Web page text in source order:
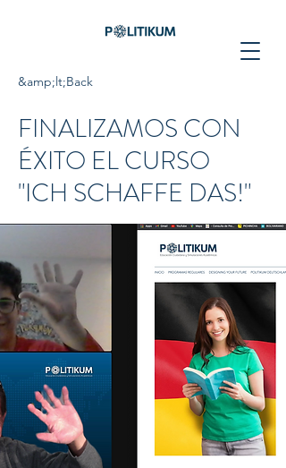
&amp;lt;Back
FINALIZAMOS CON
ÉXITO EL CURSO
"ICH SCHAFFE DAS!"